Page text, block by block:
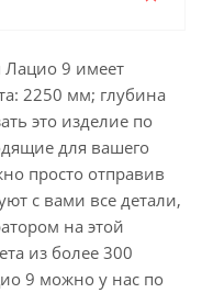
9 имеет
2250 мм; глубина
это изделие по
для вашего
просто отправив
с вами все детали,
на этой
из более 300
9 можно у нас по